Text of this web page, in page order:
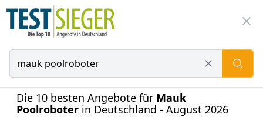
Die 10 besten Angebote für Mauk
Poolroboter in Deutschland - August 2026